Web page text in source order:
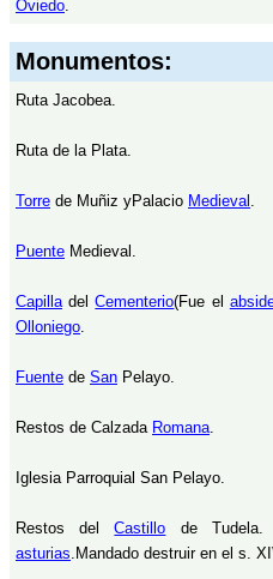
Oviedo.
Monumentos:
Ruta Jacobea.
Ruta de la Plata.
Torre de Muñiz yPalacio Medieval .
Puente Medieval.
CapilladelCementerio(Fue el
Olloniego.
Fuente de San Pelayo.
Restos de Calzada Romana.
Iglesia Parroquial San Pelayo.
Restos delCastillo de
asturias.Mandado destruir en el s.